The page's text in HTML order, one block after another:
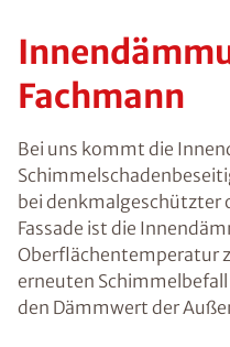
Fachmann
Bei uns kommt die
bei denkmalgeschützter
Fassade ist die
Oberflächentemperatur
erneuten
den Dämmwert der